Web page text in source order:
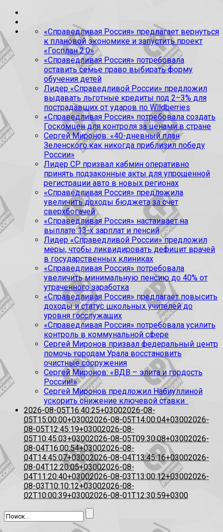
«Справедливая Россия» предлагает вернуться
к плановой экономике и запустить проект
«Госплан 2.0»
«Справедливая Россия» потребовала
оставить семье право выбирать форму
обучения детей
Лидер «Справедливой России» предложил
выдавать льготные кредиты под 2–3% для
пострадавших от ударов по Wildberries
«Справедливая Россия» потребовала создать
Госкомцен для контроля за ценами в стране
Сергей Миронов: «40-дневный план
Зеленского как никогда приблизил победу
России»
Лидер СР призвал кабмин оперативно
принять подзаконные акты для упрощенной
регистрации авто в новых регионах
«Справедливая Россия» предложила
увеличить доходы бюджета за счет
сверхбогачей
«Справедливая Россия» настаивает на
выплате 13-х зарплат и пенсий
Лидер «Справедливой России» предложил
меры, чтобы ликвидировать дефицит врачей
в государственных клиниках
«Справедливая Россия» потребовала
увеличить минимальную пенсию до 40% от
утраченного заработка
«Справедливая Россия» предлагает повысить
доходы и статус школьных учителей до
уровня госслужащих
«Справедливая Россия» потребовала усилить
контроль в коммунальной сфере
Сергей Миронов призвал федеральный центр
помочь городам Урала восстановить
очистные сооружения
Сергей Миронов: «ВДВ – элита и гордость
России!»
Сергей Миронов предложил Набиуллиной
ускорить снижение ключевой ставки
2026-08-05T16:40:25+03002026-08-
05T15:00:00+03002026-08-05T14:00:04+03002026-
08-05T12:45:19+03002026-08-
05T10:45:03+03002026-08-05T09:30:08+03002026-
08-04T16:00:54+03002026-08-
04T14:45:07+03002026-08-04T13:45:16+03002026-
08-04T12:20:05+03002026-08-
04T11:20:40+03002026-08-03T13:00:12+03002026-
08-03T10:10:12+03002026-08-
02T10:00:39+03002026-08-01T12:30:59+0300